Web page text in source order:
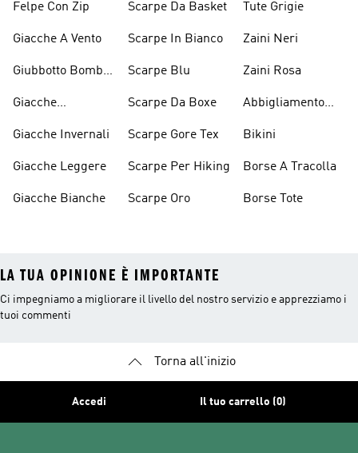
Felpe Con Zip
Giacche A Vento
Giubbotto Bomber
Imbottiti
Giacche
Giacche Invernali
Giacche Leggere
Giacche Bianche
Scarpe Da Basket
Scarpe In Bianco
Scarpe Blu
Scarpe Da Boxe
Scarpe Gore Tex
Scarpe Per Hiking
Scarpe Oro
Tute Grigie
Zaini Neri
Zaini Rosa
Abbigliamento
Bikini
Borse A Tracolla
Borse Tote
LA TUA OPINIONE È IMPORTANTE
Ci impegniamo a migliorare il livello del nostro servizio e apprezziamo i
tuoi commenti
Torna all'inizio
Accedi Il tuo carrello (0)